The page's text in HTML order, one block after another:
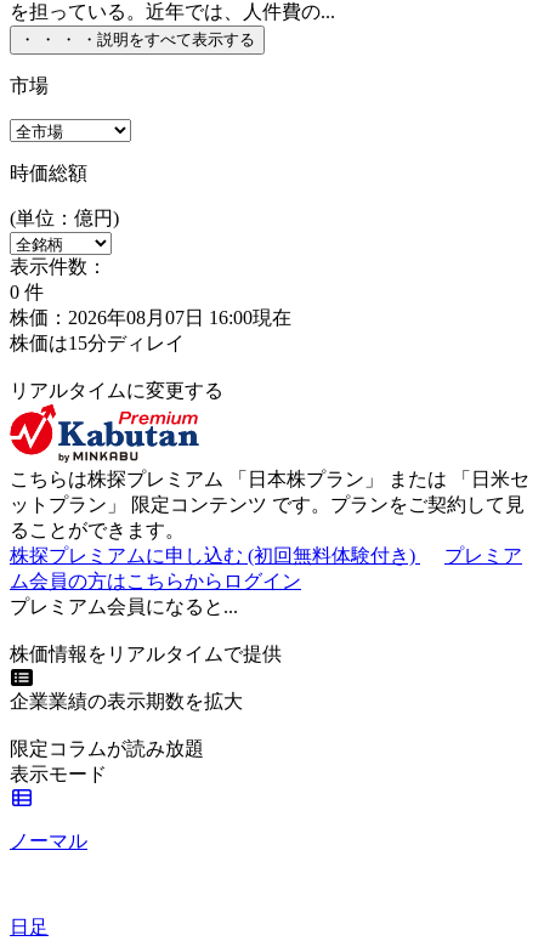
を担っている。近年では、人件費の...
・ ・ ・ ・ 説明をすべて表示する
市場
時価総額
(単位：億円)
表示件数：
0 件
株価：2026年08月07日 16:00現在
株価は15分ディレイ
リアルタイムに変更する
こちらは株探プレミアム 「 日本株プラン 」 または 「 日米セ
ットプラン 」 限定コンテンツ です。プランをご契約して見
ることができます。
株探プレミアムに申し込む (初回無料体験付き)
プレミア
ム会員の方はこちらからログイン
プレミアム会員になると...
株価情報をリアルタイムで提供
企業業績の表示期数を拡大
限定コラムが読み放題
表示モード
ノーマル
日足